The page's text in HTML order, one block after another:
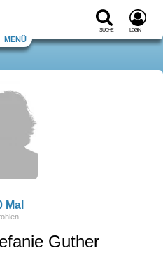
Suche Login
Menü
Mal
Guther